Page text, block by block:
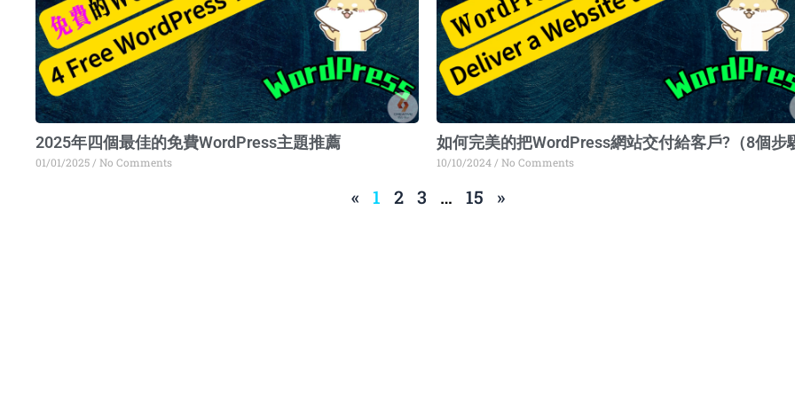
2025年四個最佳的免費WordPress主題推薦
01/01/2025 No Comments
如何完美的把WordPress網站交付給客戶?（8個步
10/10/2024 No Comments
« 1 2 3 … 15 »